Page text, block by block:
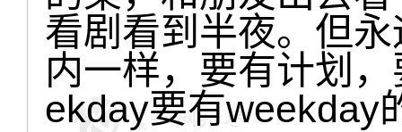
看剧看到半夜。但
内一样，要有计划
ekday要有weekday